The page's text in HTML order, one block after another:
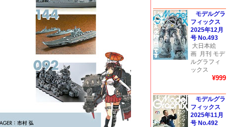
モデルグラ
フィックス
2025年12月
号 No.493
大日本絵
画 月刊 モデ
ルグラフィ
ックス
¥999
モデルグラ
フィックス
2025年11月
号 No.492